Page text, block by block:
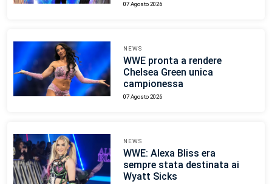
07 Agosto 2026
NEWS
WWE pronta a rendere
Chelsea Green unica
campionessa
07 Agosto 2026
NEWS
WWE: Alexa Bliss era
sempre stata destinata ai
Wyatt Sicks